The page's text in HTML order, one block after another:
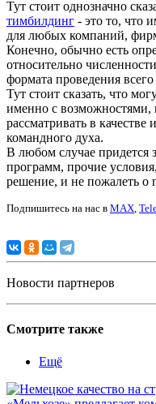
Тут стоит однозначно
тимбилдинг - это то, что
для любых компаний,
Конечно, обычно есть
относительно
формата проведения
Тут стоит сказать, что
именно с возможностями,
рассматривать в качестве
командного духа.
В любом случае придется
программ, прочие
решение, и не пожалеть о
Подпишитесь на нас в MAX,
Новости партнеров
Смотрите также
Ещё